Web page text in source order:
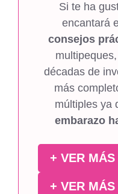
Si te ha
encantará
consejos
décadas de
más
múltiples ya
embarazo
+ VER MÁS
+ VER MÁS